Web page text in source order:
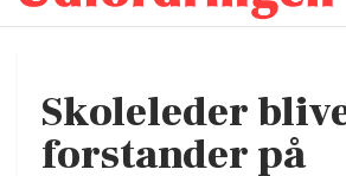
Skoleleder
forstander på